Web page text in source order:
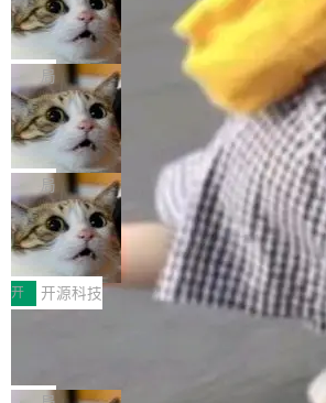
nt智能测试系统入选AI测试领域代表产品。
O而言，这提示了一个转变：AI测试正在从
工具升级为企业的质量基础设施。 CIO面对
现实 过去两年，CIO们的焦虑清单上多了两
一是如何让大模型和智能体应用安全地从
向生产，二是如何让测试团队跟得上AI应用
（sum type）。但他说清楚了一件事：这不
型系统的学术体操，是日常编码的思维方式
章从一个简单的例子切入。一个网站的深色
设置，如果用布尔值 + 可空字段来表示
ean 表示是否可切换，nullable 的默认模式
色方案、深色方案——会产生大量无意义的
合。方案缺了、配置冲突了、全 null 了。要
哪些组合有效，作者说，你得靠"文档、校验
者部落知识"。 换个写法。Rust 的 enum，
变体：Switchable...
Cloudflare 开源内部企业 AI 平台 Clou
dflare OS
Cloudflare 发布了一个开源项目 Cloudflare
S。如果你只看官方博客，你会觉得这是又一
个"AI 知识库 + 聊天机器人"——每个大厂都
做，没什么新鲜的。 但 Kenton Varda 在
r 上把事情说清楚了： 今天我们发布了
re OS，一个带连接器的聊天机器人，跟其
有科技公司做的一样。只不过，实际上它不
样。这是 Sandstorm.io 的重制版，我十年
那个创业公司。不同的是，这次它构建在
lare Workers 上——我花了九年时间搭建的
——并且深度集成了 AI。这基本上是我十年
局
Deno 团队开源 Celld，可自托管的分
布式 Durable Objects
Ryan Dahl 领导的 Deno 团队推出了最新开
目 Celld，一个能在自己机器上运行
Workers 和 Durable Objects 的守护进程。
计思路很直接：每个对象是一个独立的
数据库，按名称寻址，复制到你自己的 S3
存储库里。节点之间只通过这个存储库协
没有控制平面，没有共识协议。每个对象自
个小型数据库，应用天然按分片构建，单个
库的竞争和爆炸半径问题在设计层面就被消
了。 闲置的 cell 会休眠到几乎不占资源。
局
鲁大师7月新机性能/流畅/AI榜：vivo夺
性能、流畅双第一，三星Galaxy Z系列
新折叠缺席
2026年7月的手机市场，由于存储等硬件成
增，手机厂商的日子也不好过啊，新机速度
放缓，因此硝烟味淡了许多。新机参数规格
Fold8 / Z Flip8）外，其余要么是中低端机
例如iQOO Z11i、REDMI Note 17、REDMI
开 开源科技
Zed 编辑器团队发布了新项目——DeltaDB，
个在 git commit 之间记录每一次编辑操作的